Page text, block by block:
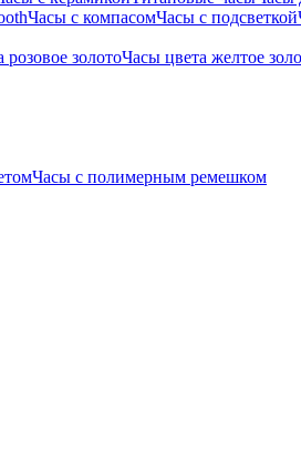
Часы с компасомЧасы с подсветкой
розовое золотоЧасы цвета желтое
Часы с полимерным ремешком